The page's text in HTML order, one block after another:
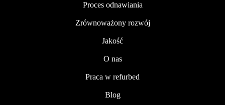
Proces odnawiania
Zrównoważony rozwój
Jakość
O nas
Praca w refurbed
Blog